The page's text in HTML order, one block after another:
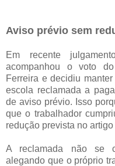
Aviso prévio sem
Em recente
acompanhou o voto
Ferreira e decidiu
escola reclamada a
de aviso prévio. Isso
que o trabalhador
redução prevista no artigo
A reclamada não se
alegando que o próprio